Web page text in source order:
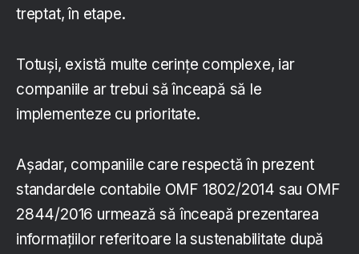
treptat, în etape.
Totuși, există multe cerințe complexe, iar
companiile ar trebui să înceapă să le
implementeze cu prioritate.
Așadar, companiile care respectă în prezent
standardele contabile OMF 1802/2014 sau OMF
2844/2016 urmează să înceapă prezentarea
informațiilor referitoare la sustenabilitate după